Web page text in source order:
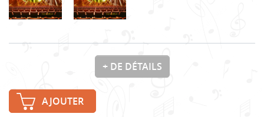
+ DE DÉTAILS
AJOUTER